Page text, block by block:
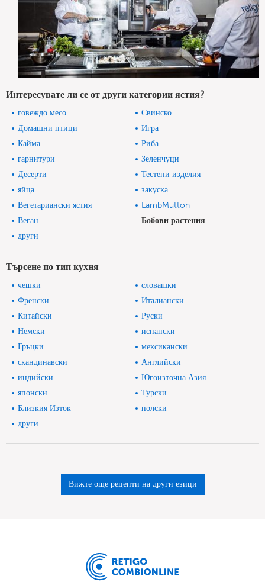
Интересувате ли се от други категории ястия?
говеждо месо
Свинско
Домашни птици
Игра
Кайма
Риба
гарнитури
Зеленчуци
Десерти
Тестени изделия
яйца
закуска
Вегетариански ястия
LambMutton
Веган
Бобови растения
други
Търсене по тип кухня
чешки
словашки
Френски
Италиански
Китайски
Руски
Немски
испански
Гръцки
мексикански
скандинавски
Английски
индийски
Югоизточна Азия
японски
Турски
Близкия Изток
полски
други
Вижте още рецепти на други езици